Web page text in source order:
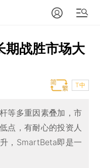
战胜市场大
T中
等多重因素叠加，市
点，有耐心的投资人
，SmartBeta即是一